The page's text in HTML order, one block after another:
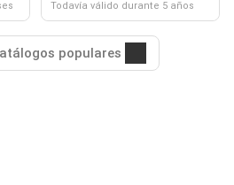
Todavía válido durante 5 años
populares